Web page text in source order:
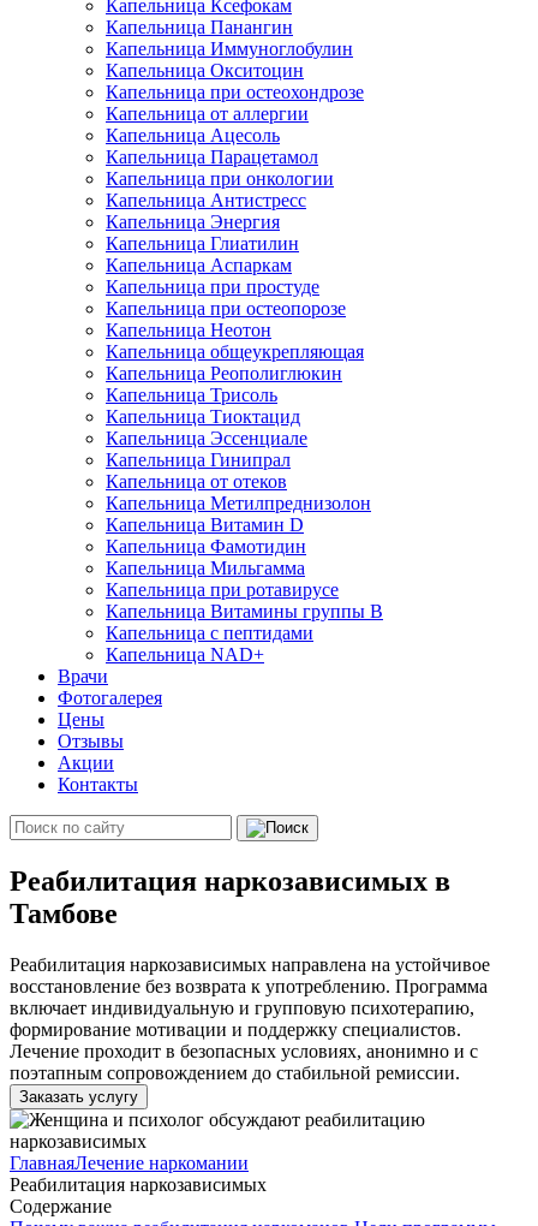
Капельница Ксефокам
Капельница Панангин
Капельница Иммуноглобулин
Капельница Окситоцин
Капельница при остеохондрозе
Капельница от аллергии
Капельница Ацесоль
Капельница Парацетамол
Капельница при онкологии
Капельница Антистресс
Капельница Энергия
Капельница Глиатилин
Капельница Аспаркам
Капельница при простуде
Капельница при остеопорозе
Капельница Неотон
Капельница общеукрепляющая
Капельница Реополиглюкин
Капельница Трисоль
Капельница Тиоктацид
Капельница Эссенциале
Капельница Гинипрал
Капельница от отеков
Капельница Метилпреднизолон
Капельница Витамин D
Капельница Фамотидин
Капельница Мильгамма
Капельница при ротавирусе
Капельница Витамины группы B
Капельница с пептидами
Капельница NAD+
Врачи
Фотогалерея
Цены
Отзывы
Акции
Контакты
Реабилитация наркозависимых в
Тамбове
Реабилитация наркозависимых направлена на устойчивое
восстановление без возврата к употреблению. Программа
включает индивидуальную и групповую психотерапию,
формирование мотивации и поддержку специалистов.
Лечение проходит в безопасных условиях, анонимно и с
поэтапным сопровождением до стабильной ремиссии.
Заказать услугу
ГлавнаяЛечение наркомании
Реабилитация наркозависимых
Содержание